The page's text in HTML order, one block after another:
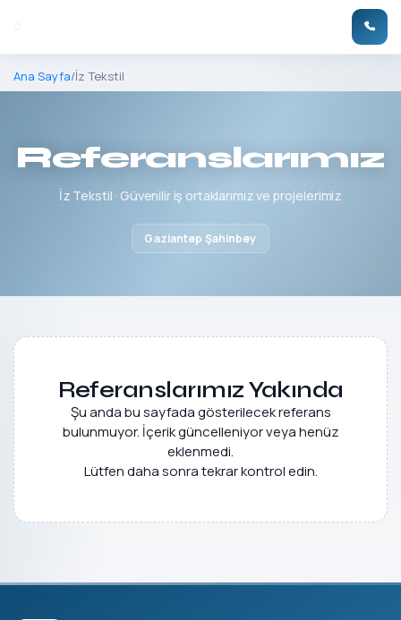
Ana Sayfa/İz Tekstil
Referanslarımız
İz Tekstil · Güvenilir iş ortaklarımız ve projelerimiz
Gaziantep Şahinbey
Referanslarımız Yakında
Şu anda bu sayfada gösterilecek referans
bulunmuyor. İçerik güncelleniyor veya henüz
eklenmedi.
Lütfen daha sonra tekrar kontrol edin.